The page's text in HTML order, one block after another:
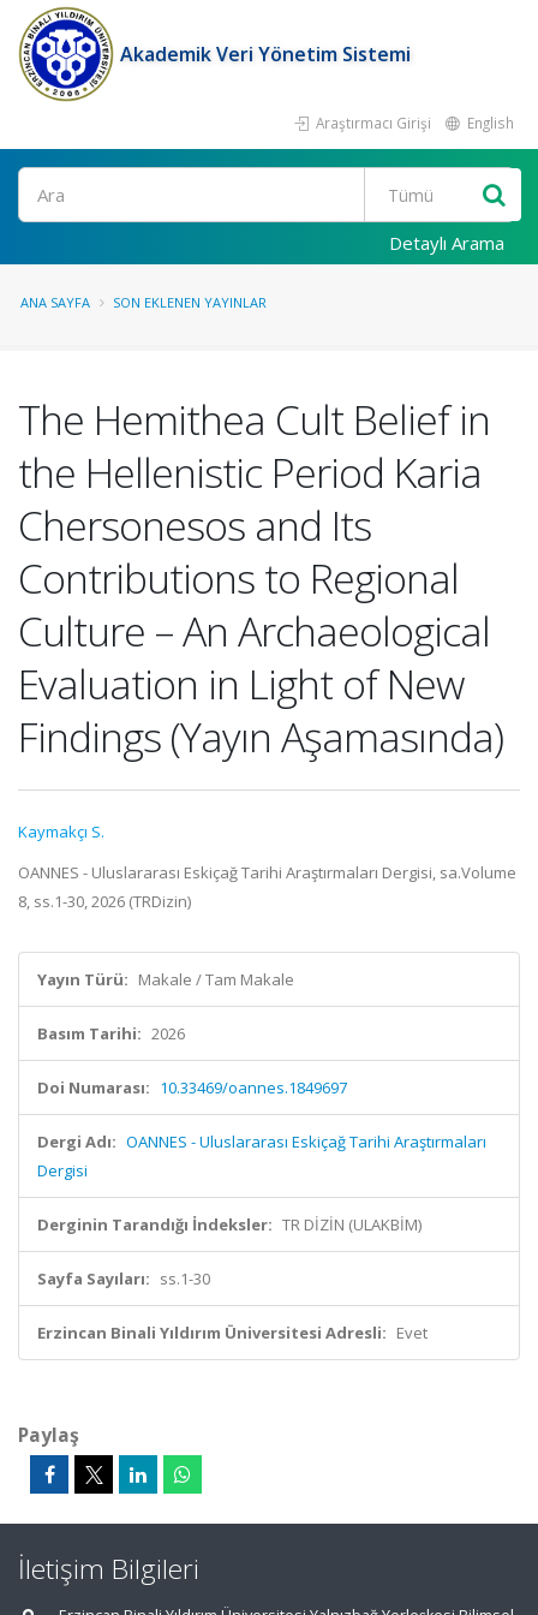
Akademik Veri Yönetim Sistemi
Araştırmacı Girişi English
Ara
Detaylı Arama
ANA SAYFA SON EKLENEN YAYINLAR
The Hemithea Cult Belief in
the Hellenistic Period Karia
Chersonesos and Its
Contributions to Regional
Culture – An Archaeological
Evaluation in Light of New
Findings (Yayın Aşamasında)
Kaymakçı S.
OANNES - Uluslararası Eskiçağ Tarihi Araştırmaları Dergisi, sa.Volume
8, ss.1-30, 2026 (TRDizin)
Yayın Türü: Makale / Tam Makale
Basım Tarihi: 2026
Doi Numarası: 10.33469/oannes.1849697
Dergi Adı: OANNES - Uluslararası Eskiçağ Tarihi Araştırmaları
Dergisi
Derginin Tarandığı İndeksler: TR DİZİN (ULAKBİM)
Sayfa Sayıları: ss.1-30
Erzincan Binali Yıldırım Üniversitesi Adresli: Evet
Paylaş
İletişim Bilgileri